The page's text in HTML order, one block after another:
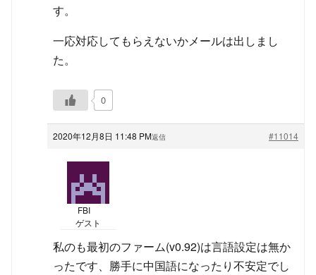
す。
一応対応してもらえないかメールは出しまし
た。
0
2020年12月8日 11:48 PM #11014
返信
FBI
ゲスト
私のも最初のファーム(v0.92)は言語設定は無か
ったです、勝手に中国語になったり不安定でし